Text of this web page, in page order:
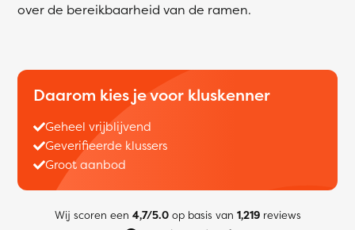
over de bereikbaarheid van de ramen.
Daarom kies je voor kluskenner
Geheel vrijblijvend
Geverifieerde klussers
Groot aanbod
Wij scoren een 4,7/5.0op basis van 1,219reviews